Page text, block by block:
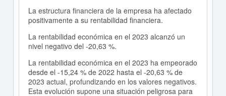
La estructura financiera de la empresa ha afectado
positivamente a su rentabilidad financiera.
La rentabilidad económica en el 2023 alcanzó un
nivel negativo del -20,63 %.
La rentabilidad económica en el 2023 ha empeorado
desde el -15,24 % de 2022 hasta el -20,63 % de
2023 actual, profundizando en los valores negativos.
Esta evolución supone una situación peligrosa para